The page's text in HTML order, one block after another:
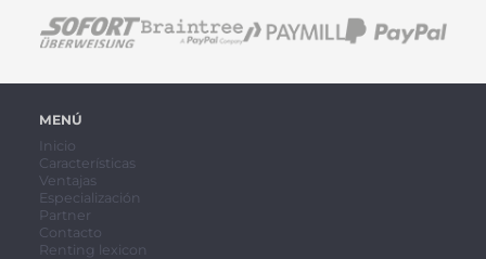
MENÚ
Inicio
Características
Ventajas
Especialización
Partner
Contacto
Renting lexicon